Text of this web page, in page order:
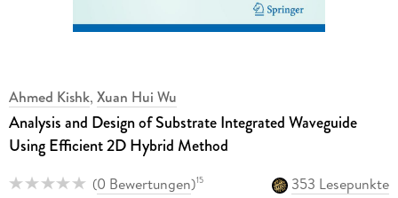
Ahmed Kishk, Xuan Hui Wu
Analysis and Design of Substrate Integrated Waveguide
Using Efficient 2D Hybrid Method
(0 Bewertungen)15
353 Lesepunkte